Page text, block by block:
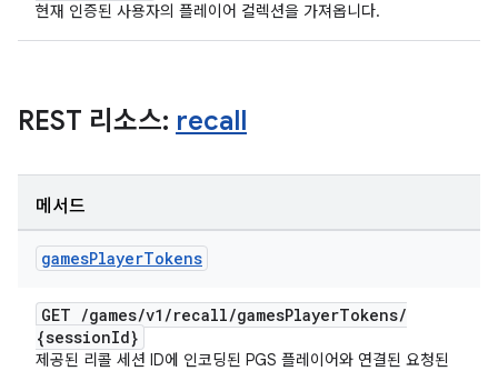
현재 인증된 사용자의 플레이어 컬렉션을 가져옵니다.
REST 리소스: recall
메서드
gamesPlayerTokens
GET /games/v1 /recall/gamesPlayerTokens/
{sessionId}
제공된 리콜 세션 ID에 인코딩된 PGS 플레이어와 연결된 요청된